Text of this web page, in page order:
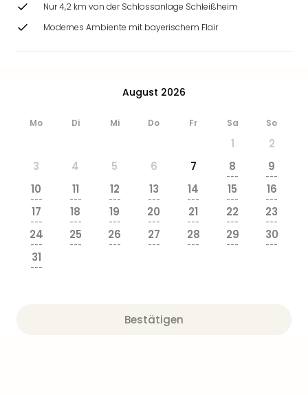
Nur 4,2 km von der Schlossanlage Schleißheim
Modernes Ambiente mit bayerischem Flair
August 2026
Mo Di Mi Do Fr Sa So
1
2
3
4 5 6 7 8
---
9
---
10
---
11
---
12
---
13
---
14
---
15
---
16
---
17
---
18
---
19
---
20
---
21
---
22
---
23
---
24
---
25
---
26
---
27
---
28
---
29
---
30
---
31
---
Bestätigen